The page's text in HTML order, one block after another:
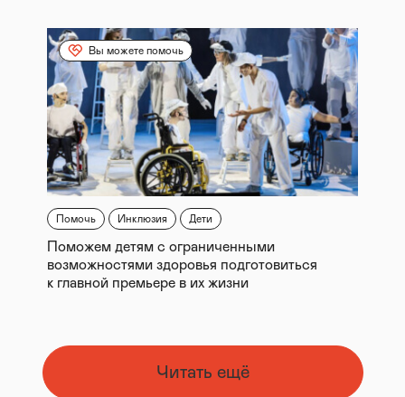
Вы можете помочь
Помочь Инклюзия Дети
Поможем детям с ограниченными
возможностями здоровья подготовиться
к главной премьере в их жизни
Читать ещё